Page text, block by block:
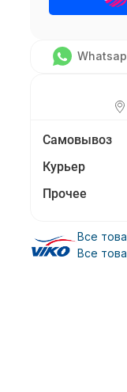
Самовывоз
Курьер
Прочее
Все
Все